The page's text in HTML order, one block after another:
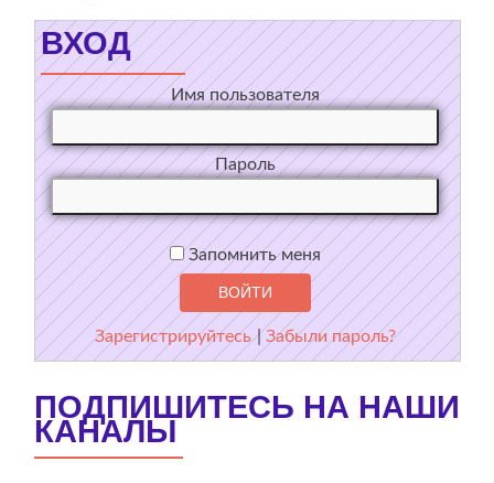
ВХОД
Имя пользователя
Пароль
Запомнить меня
Зарегистрируйтесь |Забыли пароль?
ПОДПИШИТЕСЬ НА НАШИ
КАНАЛЫ